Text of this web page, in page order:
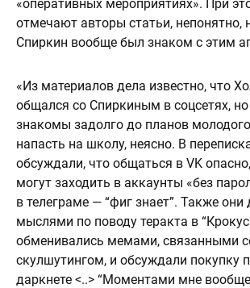
«оперативных мероприятиях». При
отмечают авторы статьи, непонятно,
Спиркин вообще был знаком с этим
«Из материалов дела известно, что
общался со Спиркиным в соцсетях,
знакомы задолго до планов
напасть на школу, неясно. В
обсуждали, что общаться в VK
могут заходить в аккаунты «без
в телеграме — “фиг знает”. Также они
мыслями по поводу теракта в
обменивались мемами, связанными
скулшутингом, и обсуждали покупку
даркнете <..> “Моментами мне